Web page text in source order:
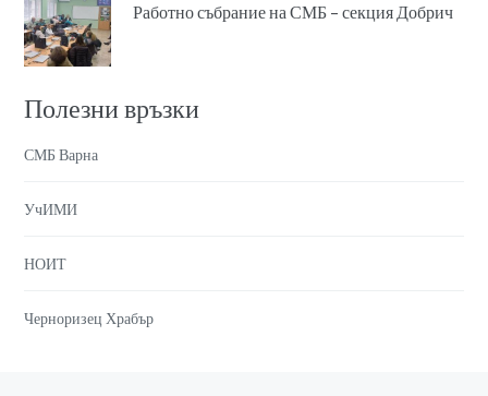
Работно събрание на СМБ – секция Добрич
Полезни връзки
СМБ Варна
УчИМИ
НОИТ
Черноризец Храбър